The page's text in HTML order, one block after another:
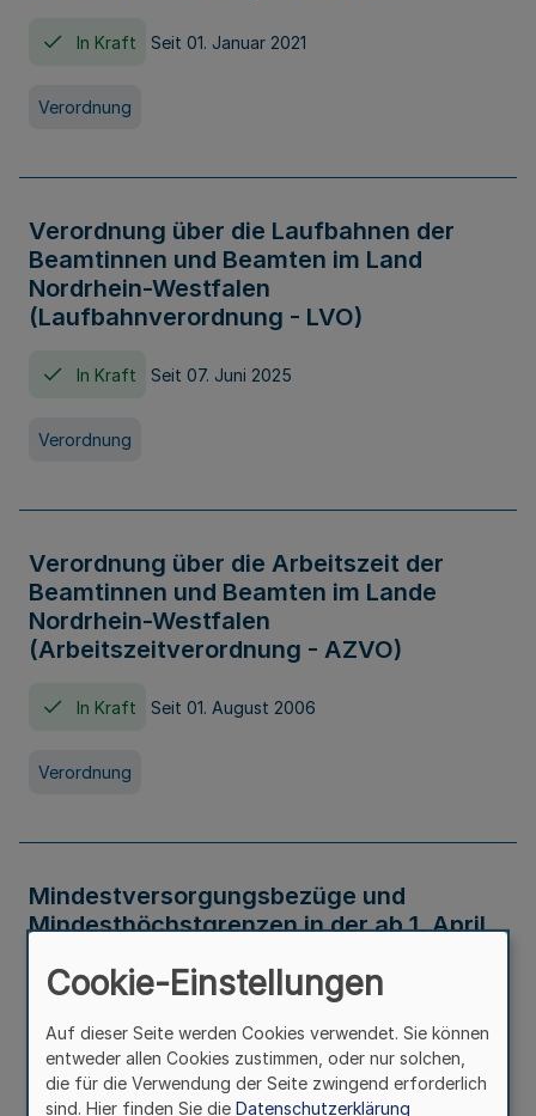
In Kraft Seit 01. Januar 2021
Verordnung
Verordnung über die Laufbahnen der
Beamtinnen und Beamten im Land
Nordrhein-Westfalen
(Laufbahnverordnung - LVO)
In Kraft Seit 07. Juni 2025
Verordnung
Verordnung über die Arbeitszeit der
Beamtinnen und Beamten im Lande
Nordrhein-Westfalen
(Arbeitszeitverordnung - AZVO)
In Kraft Seit 01. August 2006
Verordnung
Mindestversorgungsbezüge und
Mindesthöchstgrenzen in der ab 1. April
Verwaltungsvorschrift
Cookie-Einstellungen
Auf dieser Seite werden Cookies verwendet. Sie können
entweder allen Cookies zustimmen, oder nur solchen,
die für die Verwendung der Seite zwingend erforderlich
sind. Hier finden Sie die Datenschutzerklärung